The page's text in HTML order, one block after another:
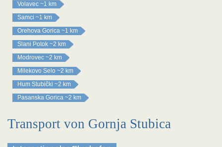
Volavec ~1 km
Samci ~1 km
Orehova Gorica ~1 km
Slani Potok ~2 km
Modrovec ~2 km
Milekovo Selo ~2 km
Hum Stubički ~2 km
Pasanska Gorica ~2 km
Transport von Gornja Stubica